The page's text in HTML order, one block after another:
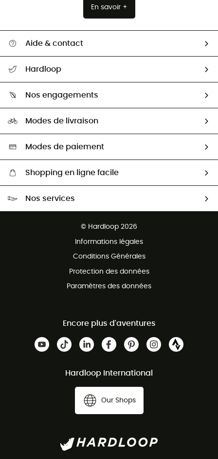
En savoir +
Aide & contact
Guide des tailles
Seconde Main
Aide & Contact
Hardloop
HardGuides
Nos engagements
Sélection éco-responsable
Modes de livraison
Modes de paiement
Shopping en ligne facile
Nos services
© Hardloop 2026
Informations légales
Conditions Générales
Protection des données
Paramètres des données
Encore plus d'aventures
Hardloop International
Our Shops